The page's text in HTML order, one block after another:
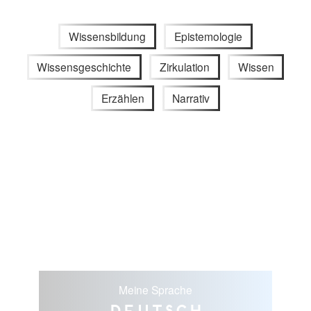
Wissensbildung Epistemologie
Wissensgeschichte Zirkulation Wissen
Erzählen Narrativ
Meine Sprache